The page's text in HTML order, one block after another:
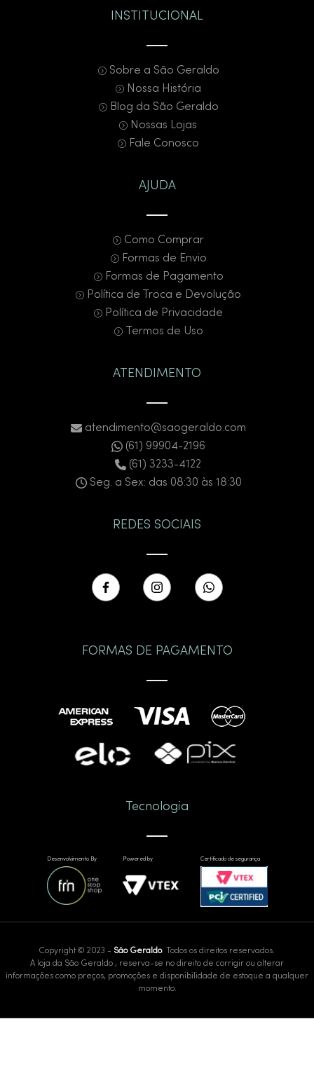
INSTITUCIONAL
Sobre a São Geraldo
Nossa História
Blog da São Geraldo
Nossas Lojas
Fale Conosco
AJUDA
Como Comprar
Formas de Envio
Formas de Pagamento
Política de Troca e Devolução
Política de Privacidade
Termos de Uso
ATENDIMENTO
atendimento@saogeraldo.com
(61) 99904-2196
(61) 3233-4122
Seg. a Sex: das 08:30 às 18:30
REDES SOCIAIS
FORMAS DE PAGAMENTO
Tecnologia
Desenvolvimento By Powered by Certificado de segurança
Copyright © 2023 - São Geraldo. Todos os direitos reservados.
A loja da São Geraldo , reserva-se no direito de corrigir ou alterar
informações como preços, promoções e disponibilidade de estoque a qualquer
momento.